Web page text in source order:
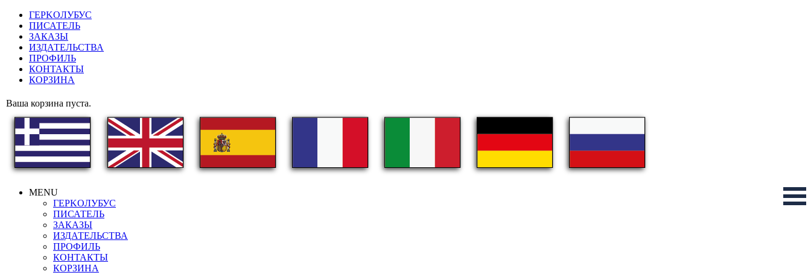
ГEPKOЛУБУС
ПИСАТЕЛЬ
ЗАКАЗЫ
ИЗДАТЕЛЬСТВА
ПРОФИЛЬ
КОНТАКТЫ
КОРЗИНА
Ваша корзина пуста.
MENU
ГEPKOЛУБУС
ПИСАТЕЛЬ
ЗАКАЗЫ
ИЗДАТЕЛЬСТВА
ПРОФИЛЬ
КОНТАКТЫ
КОРЗИНА